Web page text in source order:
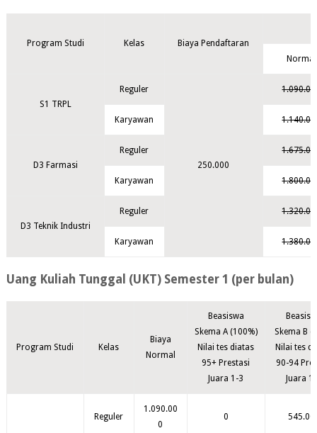
Program Studi Kelas
Biaya Pendaftaran
Normal
S1 TRPL
Reguler
250.000
Karyawan
D3 Farmasi
Reguler
Karyawan
D3 Teknik Industri
Reguler
Karyawan
Uang Kuliah Tunggal (UKT) Semester 1 (per bulan)
Program Studi Kelas
Biaya
Normal
Beasiswa
Skema A (100%)
Nilai tes diatas
95+ Prestasi
Juara 1-3
Skema B
Nilai tes
90-94
Juara
Reguler
1.090.00
0
0